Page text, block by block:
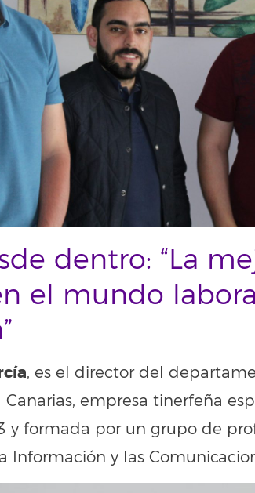
dentro: “La
el mundo
, es el director del
empresa tinerfeña
y formada por un grupo de
Información y las